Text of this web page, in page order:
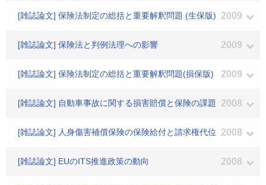
[雑誌論文] 保険法制定の総括と重要解釈問題 (生保版) 2009
[雑誌論文] 保険法と判例法理への影響 2009
[雑誌論文] 保険法制定の総括と重要解釈問題(損保版) 2009
[雑誌論文] 自動車事故に関する損害賠償と保険の課題 2008
[雑誌論文] 人身傷害補償保険の保険給付と請求権代位 2008
[雑誌論文] EUのITS推進政策の動向 2008